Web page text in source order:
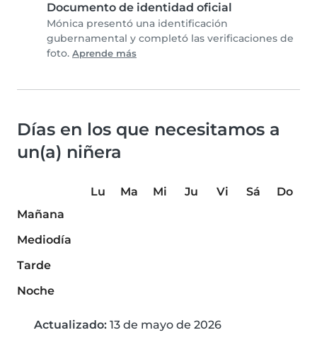
Documento de identidad oficial
Mónica presentó una identificación
gubernamental y completó las verificaciones de
foto. Aprende más
Días en los que necesitamos a
un(a) niñera
Lu Ma Mi Ju Vi Sá
Do
Mañana
Mediodía
Tarde
Noche
Actualizado: 13 de mayo de 2026